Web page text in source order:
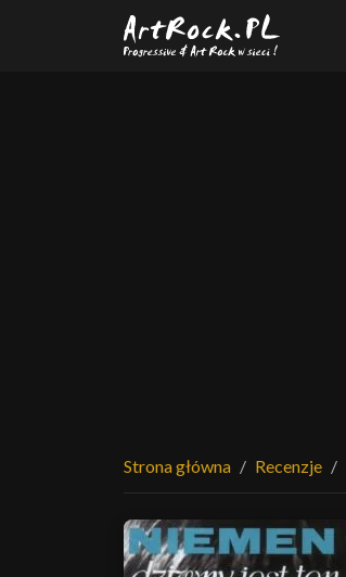
Przejdź do treści głównej
Strona główna Recenzje